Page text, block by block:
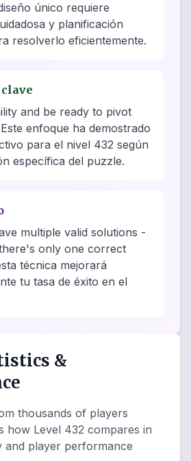
único requiere
y planificación
resolverlo eficientemente.
and be ready to pivot
enfoque ha demostrado
para el nivel 432 según
específica del puzzle.
multiple valid solutions -
only one correct
técnica mejorará
tu tasa de éxito en el
&
thousands of players
how Level 432 compares in
and player performance